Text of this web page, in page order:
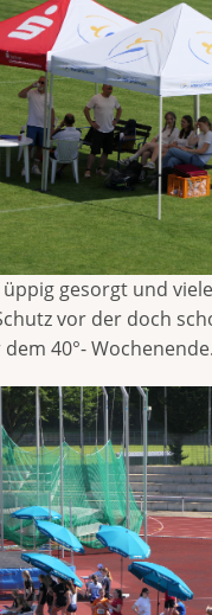
gesorgt und
vor der doch
40°- Wochenende.